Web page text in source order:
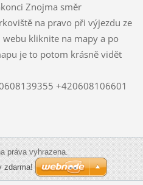
Znojma směr
na pravo při výjezdu ze
kliknite na mapy a po
je to potom krásně vidět
+420608106601
práva vyhrazena.
zdarma!